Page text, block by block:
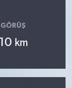
GÖRÜŞ
10 km